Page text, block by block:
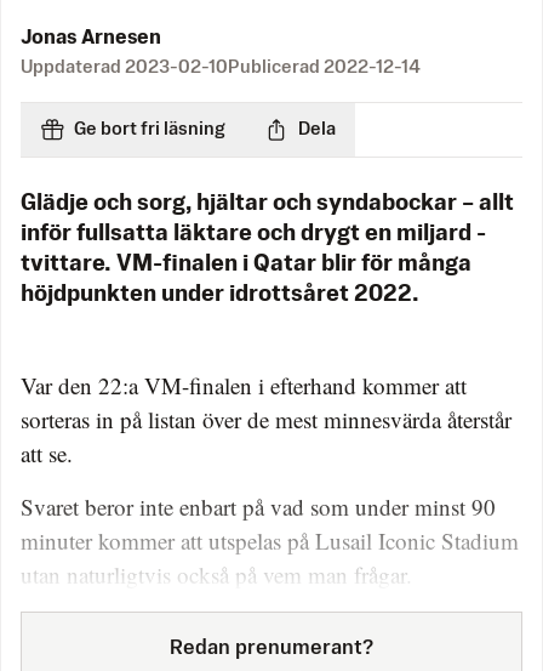
Jonas Arnesen
Uppdaterad 2023-02-10 Publicerad 2022-12-14
Ge bort fri läsning Dela
Glädje och sorg, hjältar och syndabockar – allt
inför fullsatta läktare och drygt en miljard -
tvittare. VM-finalen i Qatar blir för många
höjdpunkten under idrottsåret 2022.
Var den 22:a VM-finalen i efterhand kommer att
sorteras in på listan över de mest minnesvärda återstår
att se.
Svaret beror inte enbart på vad som under minst 90
minuter kommer att utspelas på Lusail Iconic Stadium
utan naturligtvis också på vem man frågar.
Redan prenumerant?